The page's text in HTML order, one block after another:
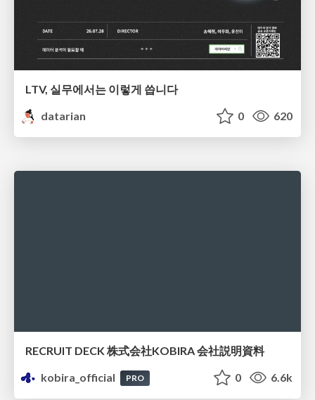
LTV, 실무에서는 이렇게 씁니다
datarian
0 620
RECRUIT DECK 株式会社KOBIRA 会社説明資料
kobira_official
PRO 0 6.6k